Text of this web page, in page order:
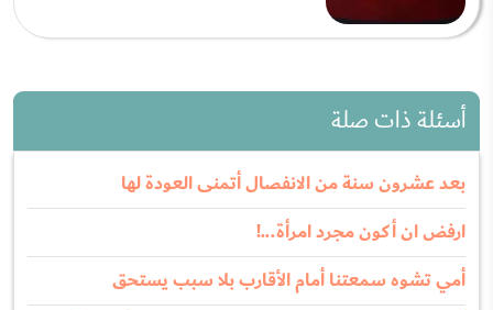
أسئلة ذات صلة
بعد عشرون سنة من الانفصال أتمنى العودة لها
ارفض ان أكون مجرد امرأة...!
أمي تشوه سمعتنا أمام الأقارب بلا سبب يستحق